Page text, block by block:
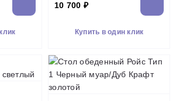
10 700 ₽
Купить в один клик